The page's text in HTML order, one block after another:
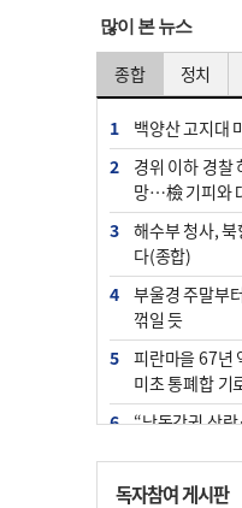
많이 본 뉴스
종합 정치
1
백양산 고지대
2
경위 이하 경찰
망…檢 기피와
3
해수부 청사,
다(종합)
4
부울경 주말부
꺾일 듯
5
피란마을 67년
미초 통폐합 기
6
“낙동강권 삼
7
오늘의 날씨-
독자참여 게시판